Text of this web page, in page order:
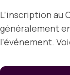
L’inscription au
généralement
l’événement.